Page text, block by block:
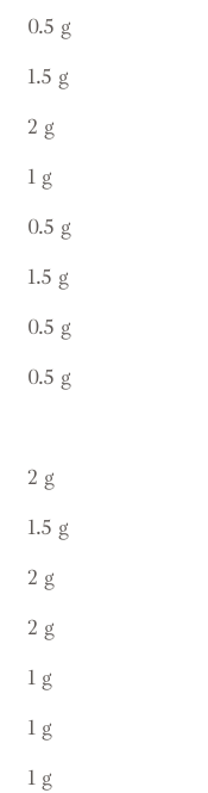
0.5 g
1.5 g
2 g
1 g
0.5 g
1.5 g
0.5 g
0.5 g
2 g
1.5 g
2 g
2 g
1 g
1 g
1 g